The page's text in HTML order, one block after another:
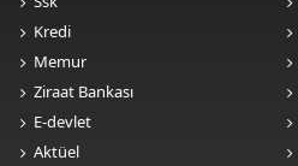
Kredi
Memur
Ziraat Bankası
E-devlet
Aktüel